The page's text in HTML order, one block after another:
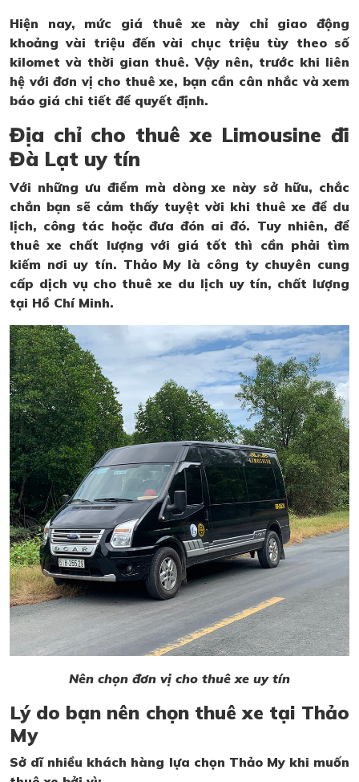
Hiện nay, mức giá thuê xe này chỉ giao động
khoảng vài triệu đến vài chục triệu tùy theo số
kilomet và thời gian thuê. Vậy nên, trước khi liên
hệ với đơn vị cho thuê xe, bạn cần cân nhắc và xem
báo giá chi tiết để quyết định.
Địa chỉ cho thuê xe Limousine đi
Đà Lạt uy tín
Với những ưu điểm mà dòng xe này sở hữu, chắc
chắn bạn sẽ cảm thấy tuyệt vời khi thuê xe để du
lịch, công tác hoặc đưa đón ai đó. Tuy nhiên, để
thuê xe chất lượng với giá tốt thì cần phải tìm
kiếm nơi uy tín. Thảo My là công ty chuyên cung
cấp dịch vụ cho thuê xe du lịch uy tín, chất lượng
tại Hồ Chí Minh.
Nên chọn đơn vị cho thuê xe uy tín
Lý do bạn nên chọn thuê xe tại Thảo
My
Sở dĩ nhiều khách hàng lựa chọn Thảo My khi muốn